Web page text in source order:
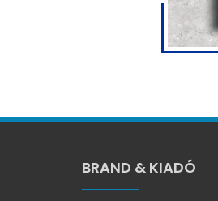
BRAND & KIADÓ